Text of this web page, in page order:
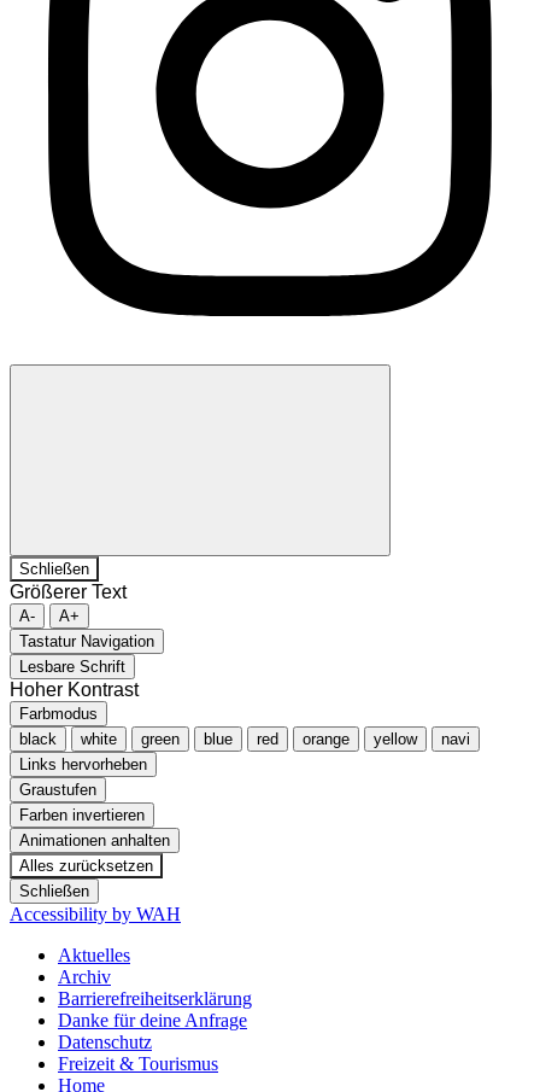
Schließen
Größerer Text
A-
A+
Tastatur Navigation
Lesbare Schrift
Hoher Kontrast
Farbmodus
black
white green blue red orange yellow
navi
Links hervorheben
Graustufen
Farben invertieren
Animationen anhalten
Alles zurücksetzen
Schließen
Accessibility by WAH
Aktuelles
Archiv
Barrierefreiheitserklärung
Danke für deine Anfrage
Datenschutz
Freizeit & Tourismus
Home